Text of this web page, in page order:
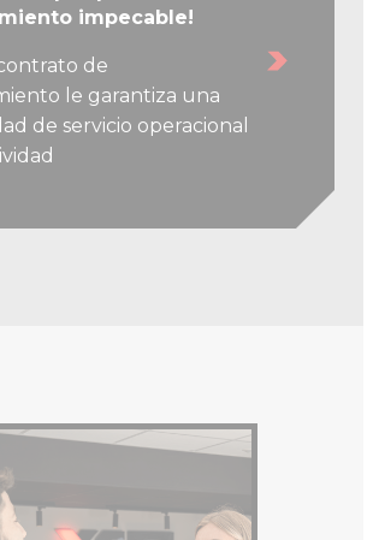
impecable!
de
le garantiza una
de servicio operacional